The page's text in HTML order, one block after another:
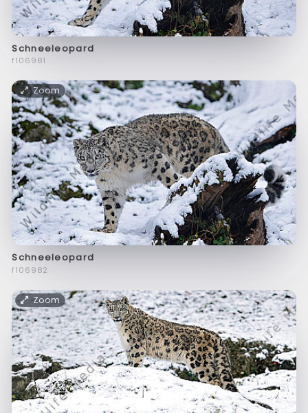
Schneeleopard
f106981
Zoom
Schneeleopard
f106982
Zoom